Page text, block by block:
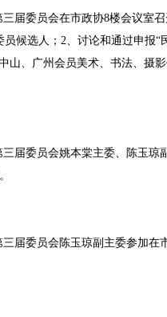
届委员会在市政协8楼会议室
候选人；2、讨论和通过申报“
山、广州会员美术、书法、摄
届委员会姚本棠主委、陈玉琼
届委员会陈玉琼副主委参加在